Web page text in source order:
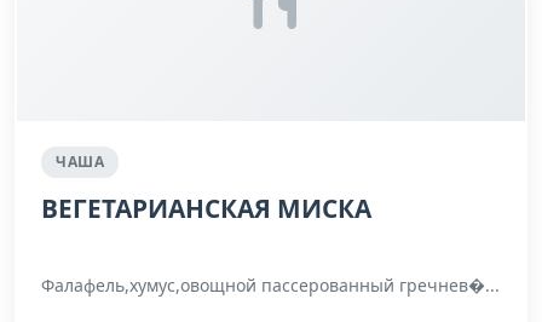
ЧАША
ВЕГЕТАРИАНСКАЯ МИСКА
Фалафель,хумус,овощной пассерованный гречнев�...